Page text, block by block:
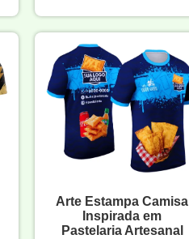
Arte Estampa Camisa
Inspirada em
Pastelaria Artesanal